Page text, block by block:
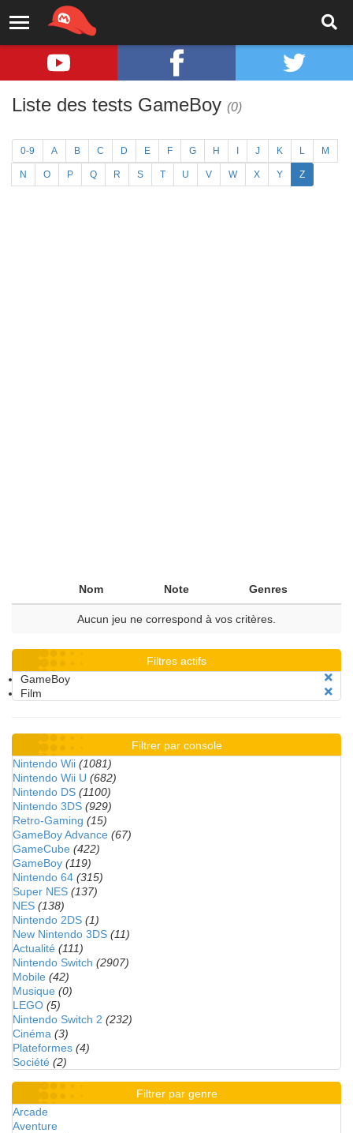
Liste des tests GameBoy (0)
0-9 A B C D E F G H J K L M
N O P Q R S T U V W X Y Z
Nom Note Genres
Aucun jeu ne correspond à vos critères.
Filtres actifs
GameBoy
Film
Filtrer par console
Nintendo Wii (1081)
Nintendo Wii U (682)
Nintendo DS (1100)
Nintendo 3DS (929)
Retro-Gaming (15)
GameBoy Advance (67)
GameCube (422)
GameBoy (119)
Nintendo 64 (315)
Super NES (137)
NES (138)
Nintendo 2DS (1)
New Nintendo 3DS (11)
Actualité (111)
Nintendo Switch (2907)
Mobile (42)
Musique (0)
LEGO (5)
Nintendo Switch 2 (232)
Cinéma (3)
Plateformes (4)
Société (2)
Filtrer par genre
Arcade
Aventure